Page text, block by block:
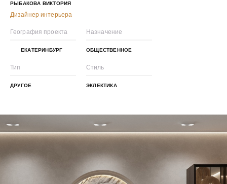
РЫБАКОВА ВИКТОРИЯ
Дизайнер интерьера
География проекта
ЕКАТЕРИНБУРГ
Назначение
ОБЩЕСТВЕННОЕ
Тип
ДРУГОЕ
Стиль
ЭКЛЕКТИКА